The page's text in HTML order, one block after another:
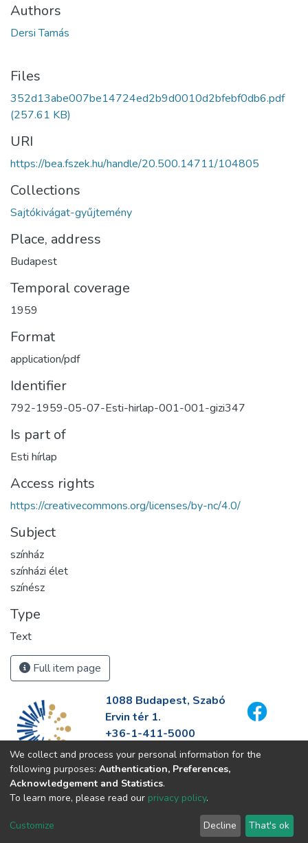
Authors
Dersi Tamás
Files
352d13abe007be14724ed2b9d0010d2bfebf0db6.pdf
(257.61 KB)
URI
https://bea.fszek.hu/handle/20.500.14711/104805
Collections
Sajtókivágat-gyűjtemény
Place, address
Budapest
Temporal coverage
1959
Format
application/pdf
Identifier
792-1959-05-07-Esti-hirlap-001-001-gizi347
Is part of
Esti hírlap
Access rights
https://creativecommons.org/licenses/by-nc/4.0/
Subject
színház
színházi élet
színész
Type
Text
Full item page
1088 Budapest, Szabó
Ervin tér 1.
+36-1-411-5000
info@fszek.hu
https://fszek.hu
We collect and process your personal information for the
following purposes: Authentication, Preferences,
Acknowledgement and Statistics.
To learn more, please read our privacy policy.
Customize Decline That's ok